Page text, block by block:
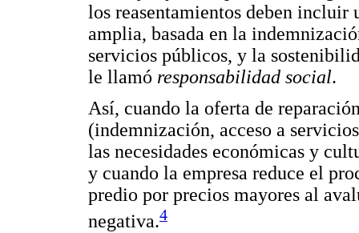
los reasentamientos deben
amplia, basada en la
servicios públicos, y la
le llamó responsabilidad social.
Así, cuando la oferta de
(indemnización, acceso a
las necesidades económicas y
y cuando la empresa reduce el
predio por precios mayores al
negativa.4